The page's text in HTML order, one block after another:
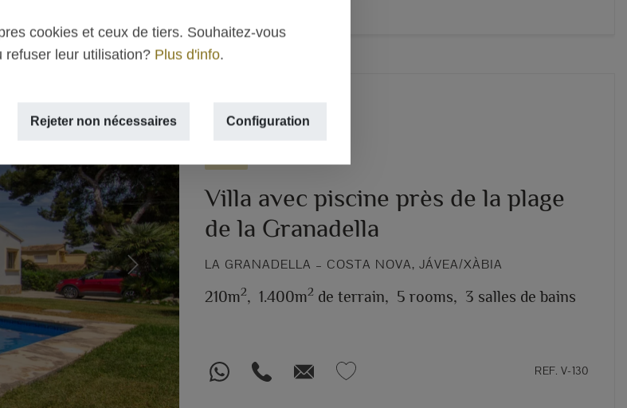
cookies et ceux de tiers. Souhaitez-vous
refuser leur utilisation? Plus d'info.
Rejeter non nécessaires Configuration
Next
Villa avec piscine près de la plage
de la Granadella
LA GRANADELLA – COSTA NOVA, JÁVEA/XÀBIA
210m2, 1.400m2 de terrain, 5 rooms, 3 salles de bains
REF. V-130